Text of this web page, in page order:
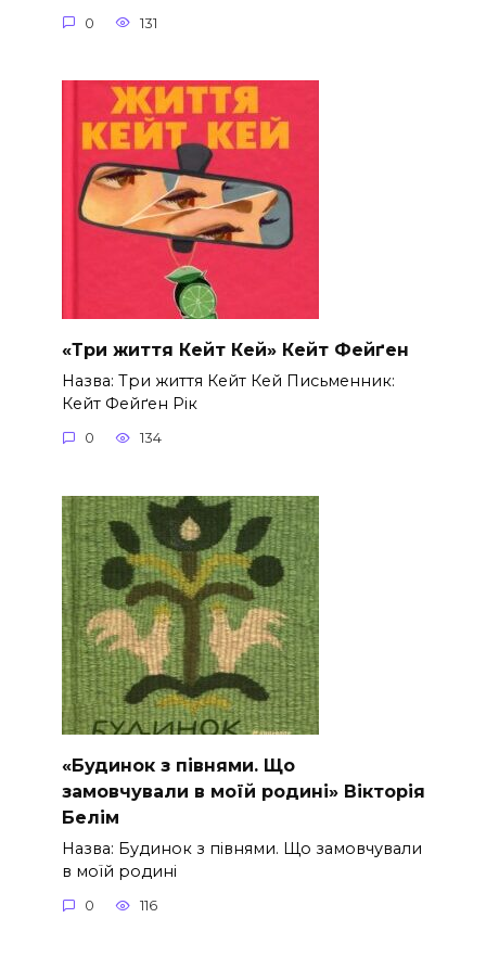
0 131
«Три життя Кейт Кей» Кейт Фейґен
Назва: Три життя Кейт Кей Письменник:
Кейт Фейґен Рік
0 134
«Будинок з півнями. Що
замовчували в моїй родині» Вікторія
Белім
Назва: Будинок з півнями. Що замовчували
в моїй родині
0 116